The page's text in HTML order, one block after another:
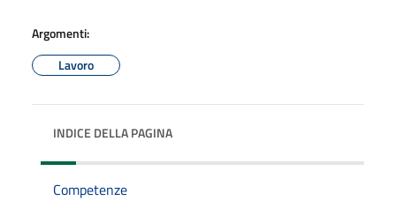
Argomenti:
Lavoro
INDICE DELLA PAGINA
Competenze